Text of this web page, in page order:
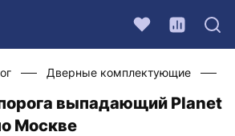
Дверные комплектующие
выпадающий Planet
Москве